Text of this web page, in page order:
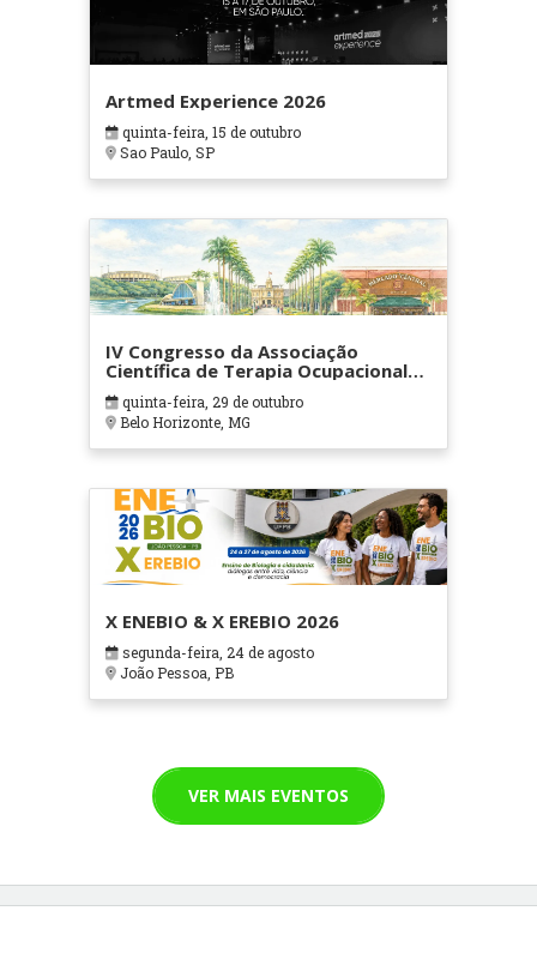
Artmed Experience 2026
quinta-feira, 15 de outubro
Sao Paulo, SP
IV Congresso da Associação
Científica de Terapia Ocupacional
em Contextos Hospitalares e
Cuidados Paliativos - ATOHOSP
quinta-feira, 29 de outubro
Belo Horizonte, MG
X ENEBIO & X EREBIO 2026
segunda-feira, 24 de agosto
João Pessoa, PB
VER MAIS EVENTOS